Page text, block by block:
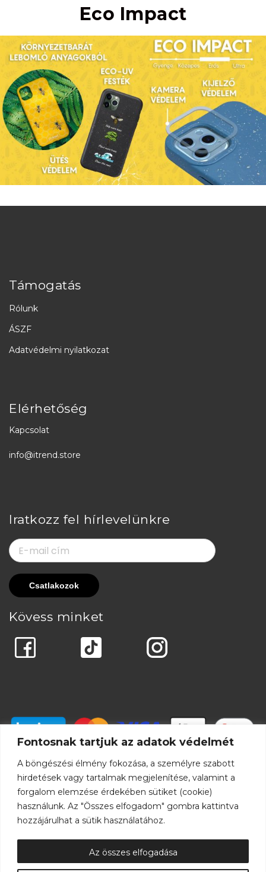
Fontosnak tartjuk az adatok védelmét
A böngészési élmény fokozása, a személyre szabott
hirdetések vagy tartalmak megjelenítése, valamint a
forgalom elemzése érdekében sütiket (cookie)
használunk. Az "Összes elfogadom" gombra kattintva
hozzájárulhat a sütik használatához.
Az összes elfogadása
Eco Impact
Támogatás
Rólunk
ÁSZF
Adatvédelmi nyilatkozat
Elérhetőség
Kapcsolat
info@itrend.store
Iratkozz fel hírlevelünkre
Kövess minket